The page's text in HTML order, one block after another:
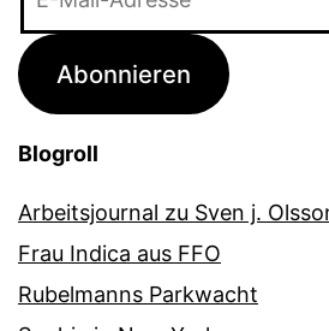
Adresse
Abonnieren
Blogroll
Arbeitsjournal zu Sven j.
Frau Indica aus FFO
Rubelmanns Parkwacht